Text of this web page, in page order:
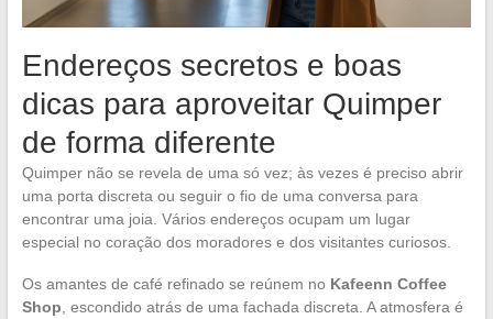
Endereços secretos e boas
dicas para aproveitar Quimper
de forma diferente
Quimper não se revela de uma só vez; às vezes é preciso abrir
uma porta discreta ou seguir o fio de uma conversa para
encontrar uma joia. Vários endereços ocupam um lugar
especial no coração dos moradores e dos visitantes curiosos.
Os amantes de café refinado se reúnem no Kafeenn Coffee
Shop , escondido atrás de uma fachada discreta. A atmosfera é